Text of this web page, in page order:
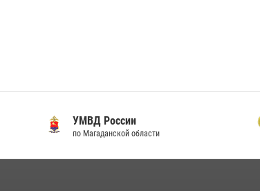
УМВД России
по Магаданской области